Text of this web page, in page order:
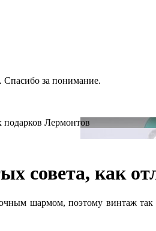
за понимание.
подарков Лермонтов
совета, как
шармом, поэтому винтаж